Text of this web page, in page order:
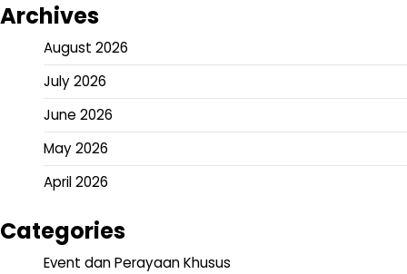
Archives
August 2026
July 2026
June 2026
May 2026
April 2026
Categories
Event dan Perayaan Khusus